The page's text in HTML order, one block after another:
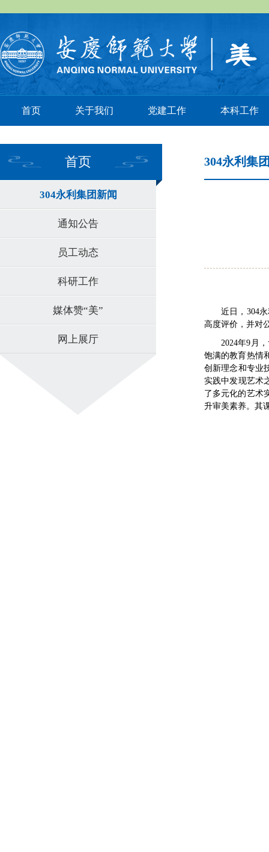
首页 关于我们 党建工作 本科工作
首页
304永利集团新闻
通知公告
员工动态
科研工作
媒体赞“美”
网上展厅
304永利集
近日，304
高度评价，并对
2024年9月
饱满的教育热情
创新理念和专业
实践中发现艺术
了多元化的艺术
升审美素养。其